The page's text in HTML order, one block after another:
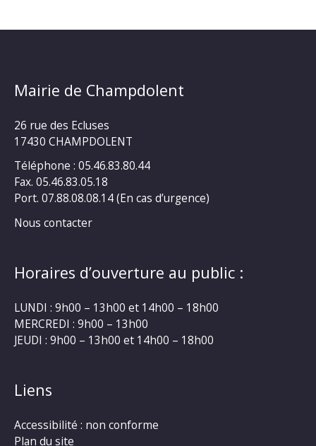
Mairie de Champdolent
26 rue des Ecluses
17430 CHAMPDOLENT
Téléphone : 05.46.83.80.44
Fax. 05.46.83.05.18
Port. 07.88.08.08.14 (En cas d’urgence)
Nous contacter
Horaires d’ouverture au public :
LUNDI : 9h00 – 13h00 et 14h00 – 18h00
MERCREDI : 9h00 – 13h00
JEUDI : 9h00 – 13h00 et 14h00 – 18h00
Liens
Accessibilité : non conforme
Plan du site